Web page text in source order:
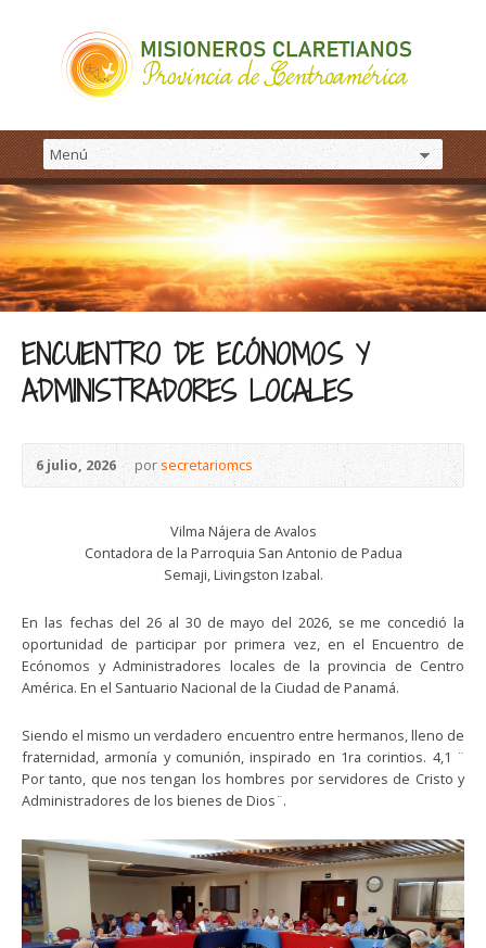
ENCUENTRO DE ECÓNOMOS Y
ADMINISTRADORES LOCALES
6 julio, 2026 porsecretariomcs
Vilma Nájera de Avalos
Contadora de la Parroquia San Antonio de Padua
Semaji, Livingston Izabal.
En las fechas del 26 al 30 de mayo del 2026, se me concedió la
oportunidad de participar por primera vez, en el Encuentro de
Ecónomos y Administradores locales de la provincia de Centro
América. En el Santuario Nacional de la Ciudad de Panamá.
Siendo el mismo un verdadero encuentro entre hermanos, lleno de
fraternidad, armonía y comunión, inspirado en 1ra corintios. 4,1 ¨
Por tanto, que nos tengan los hombres por servidores de Cristo y
Administradores de los bienes de Dios¨.